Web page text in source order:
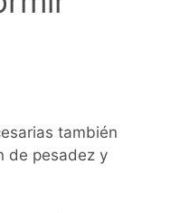
también
de pesadez y